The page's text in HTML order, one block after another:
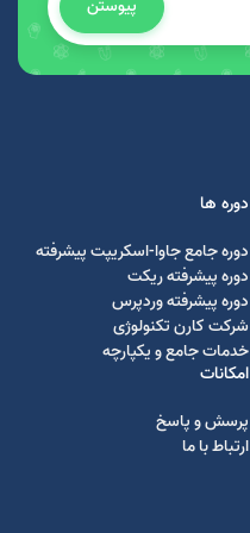
پیوستن
دوره ها
دوره جامع جاوا-اسکریپت پیشرفته
دوره پیشرفته ریکت
دوره پیشرفته وردپرس
شرکت کارن تکنولوژی
خدمات جامع و یکپارچه
امکانات
پرسش و پاسخ
ارتباط با ما